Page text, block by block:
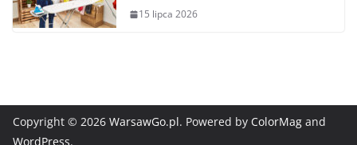
15 lipca 2026
Copyright © 2026 WarsawGo.pl. Powered by ColorMag and
WordPress.